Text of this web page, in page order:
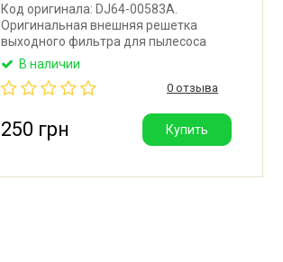
Код оригинала: DJ64-00583A.
Оригинальная внешняя решетка
выходного фильтра для пылесоса
Samsung.
В наличии
0 отзыва
250 грн Купить